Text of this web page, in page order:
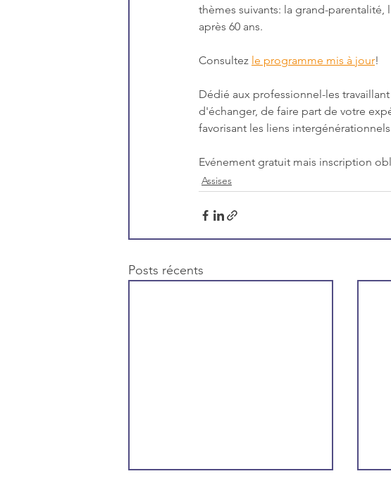
thèmes suivants: la grand-
après 60 ans.
Consultez le programme mis à jour!
Dédié aux professionnel-les
d'échanger, de faire part de votre
favorisant les liens
Evénement gratuit mais inscription
Assises
Posts récents